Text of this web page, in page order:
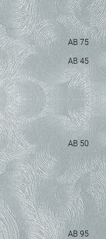
AB 75
AB 45
AB 50
AB 95